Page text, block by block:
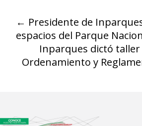
← Presidente de
espacios del Parque
Inparques dictó taller
Ordenamiento y